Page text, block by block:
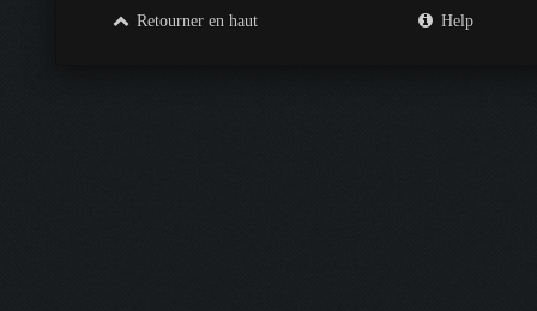
Retourner en haut
Help